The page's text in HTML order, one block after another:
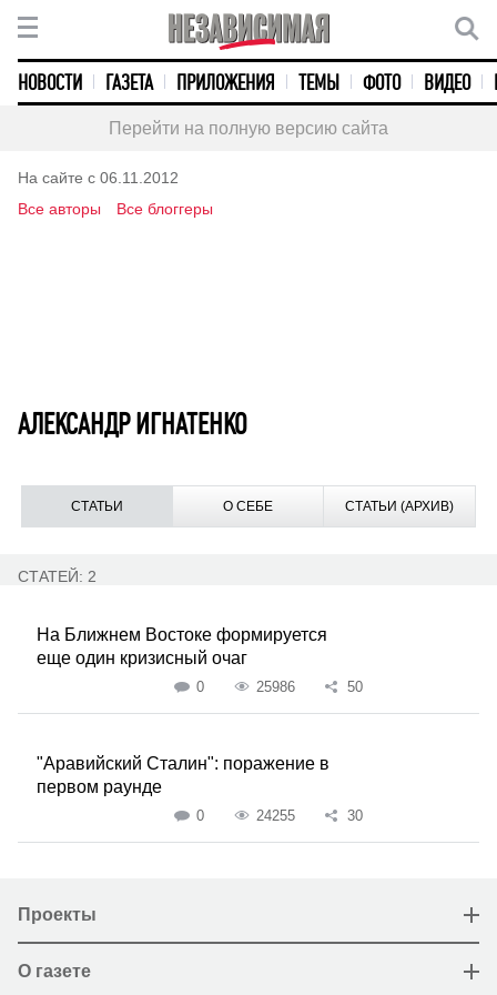
НОВОСТИ ГАЗЕТА ПРИЛОЖЕНИЯ ТЕМЫ ФОТО ВИДЕО
Перейти на полную версию сайта
На сайте с 06.11.2012
Все авторы
Все блоггеры
АЛЕКСАНДР ИГНАТЕНКО
СТАТЬИ О СЕБЕ СТАТЬИ (АРХИВ)
СТАТЕЙ: 2
На Ближнем Востоке формируется
еще один кризисный очаг
0 25986 50
"Аравийский Сталин": поражение в
первом раунде
0 24255 30
Проекты
О газете